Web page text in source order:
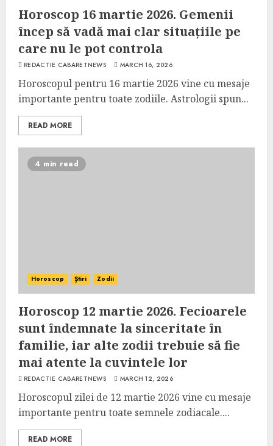
Horoscop 16 martie 2026. Gemenii
încep să vadă mai clar situațiile pe
care nu le pot controla
REDACTIE CABARETNEWS MARCH 16, 2026
Horoscopul pentru 16 martie 2026 vine cu mesaje
importante pentru toate zodiile. Astrologii spun...
READ MORE
4 min read
Horoscop Știri Zodii
Horoscop 12 martie 2026. Fecioarele
sunt îndemnate la sinceritate în
familie, iar alte zodii trebuie să fie
mai atente la cuvintele lor
REDACTIE CABARETNEWS MARCH 12, 2026
Horoscopul zilei de 12 martie 2026 vine cu mesaje
importante pentru toate semnele zodiacale....
READ MORE